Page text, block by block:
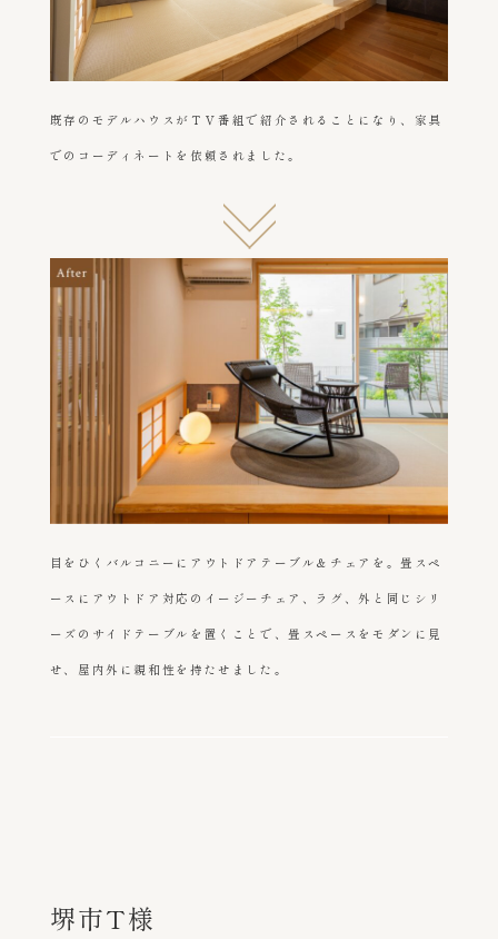
既存のモデルハウスがＴＶ番組で紹介されることになり、家具
でのコーディネートを依頼されました。
目をひくバルコニーにアウトドアテーブル＆チェアを。畳スペ
ースにアウトドア対応のイージーチェア、ラグ、外と同じシリ
ーズのサイドテーブルを置くことで、畳スペースをモダンに見
せ、屋内外に親和性を持たせました。
堺市T様